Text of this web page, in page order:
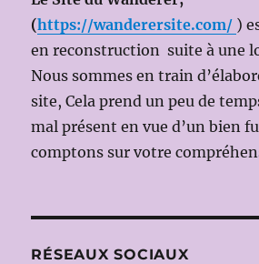
(https://wanderersite.com/ )
en reconstruction suite à une
Nous sommes en train
site, Cela prend un peu de
mal présent en vue d’un bien
comptons sur votre
RÉSEAUX SOCIAUX